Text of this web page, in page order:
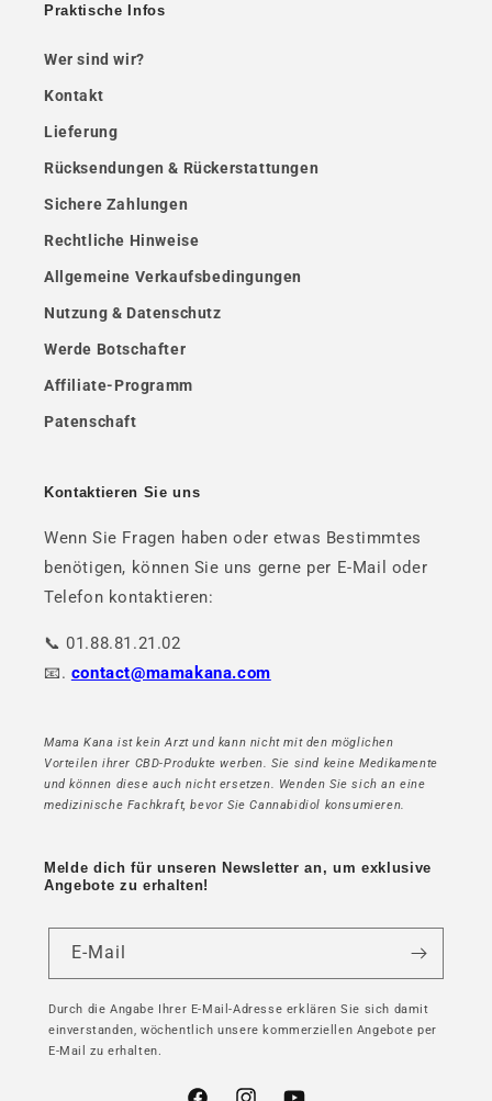
Praktische Infos
Wer sind wir?
Kontakt
Lieferung
Rücksendungen & Rückerstattungen
Sichere Zahlungen
Rechtliche Hinweise
Allgemeine Verkaufsbedingungen
Nutzung & Datenschutz
Werde Botschafter
Affiliate-Programm
Patenschaft
Kontaktieren Sie uns
Wenn Sie Fragen haben oder etwas Bestimmtes
benötigen, können Sie uns gerne per E-Mail oder
Telefon kontaktieren:
📞 01.88.81.21.02
📧. contact@mamakana.com
Mama Kana ist kein Arzt und kann nicht mit den möglichen
Vorteilen ihrer CBD-Produkte werben. Sie sind keine Medikamente
und können diese auch nicht ersetzen. Wenden Sie sich an eine
medizinische Fachkraft, bevor Sie Cannabidiol konsumieren.
Melde dich für unseren Newsletter an, um exklusive
Angebote zu erhalten!
E-Mail
Durch die Angabe Ihrer E-Mail-Adresse erklären Sie sich damit
einverstanden, wöchentlich unsere kommerziellen Angebote per
E-Mail zu erhalten.